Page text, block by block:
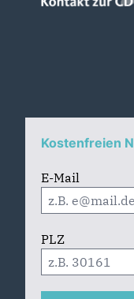
Kostenfreien
E-Mail
PLZ